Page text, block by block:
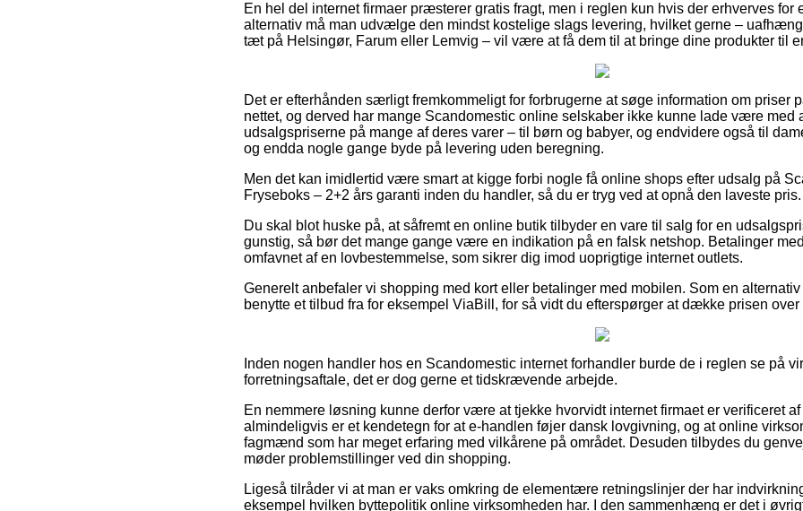
En hel del internet firmaer præsterer gratis fragt, men i reglen kun hvis der erhverves for
alternativ må man udvælge den mindst kostelige slags levering, hvilket gerne –
tæt på Helsingør, Farum eller Lemvig – vil være at få dem til at bringe dine produkter til
Det er efterhånden særligt fremkommeligt for forbrugerne at søge information om priser
nettet, og derved har mange Scandomestic online selskaber ikke kunne lade være med
udsalgspriserne på mange af deres varer – til børn og babyer, og endvidere også til
og endda nogle gange byde på levering uden beregning.
Men det kan imidlertid være smart at kigge forbi nogle få online shops efter udsalg på
Fryseboks – 2+2 års garanti inden du handler, så du er tryg ved at opnå den laveste pris.
Du skal blot huske på, at såfremt en online butik tilbyder en vare til salg for en
gunstig, så bør det mange gange være en indikation på en falsk netshop. Betalinger
omfavnet af en lovbestemmelse, som sikrer dig imod uoprigtige internet outlets.
Generelt anbefaler vi shopping med kort eller betalinger med mobilen. Som en
benytte et tilbud fra for eksempel ViaBill, for så vidt du efterspørger at dække prisen
Inden nogen handler hos en Scandomestic internet forhandler burde de i reglen se på
forretningsaftale, det er dog gerne et tidskrævende arbejde.
En nemmere løsning kunne derfor være at tjekke hvorvidt internet firmaet er verificeret
almindeligvis er et kendetegn for at e-handlen føjer dansk lovgivning, og at online
fagmænd som har meget erfaring med vilkårene på området. Desuden tilbydes du
møder problemstillinger ved din shopping.
Ligeså tilråder vi at man er vaks omkring de elementære retningslinjer der har
eksempel hvilken byttepolitik online virksomheden har. I den sammenhæng er det i